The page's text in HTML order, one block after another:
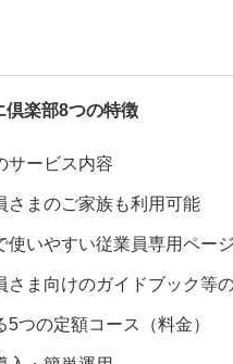
倶楽部8つの特徴
サービス内容
さまのご家族も利用可能
使いやすい従業員専用ページ
さま向けのガイドブック等
5つの定額コース（料金）